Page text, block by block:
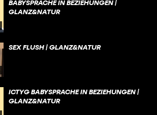
BABYSPRACHE IN BEZIEHUNGEN |
GLANZ&NATUR
SEX FLUSH | GLANZ&NATUR
ICTYG BABYSPRACHE IN BEZIEHUNGEN |
GLANZ&NATUR